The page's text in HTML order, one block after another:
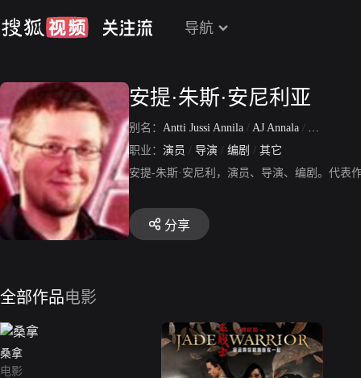
导航
安提·朱斯·安尼利亚
别名： Antti Jussi Annila / AJ Annala / AJ Annila
职业： 演员 / 导演 / 编剧 / 其它
安提-朱斯·安尼利，演员、导演、编剧。代表
分享
全部作品电影
桑拿
电影